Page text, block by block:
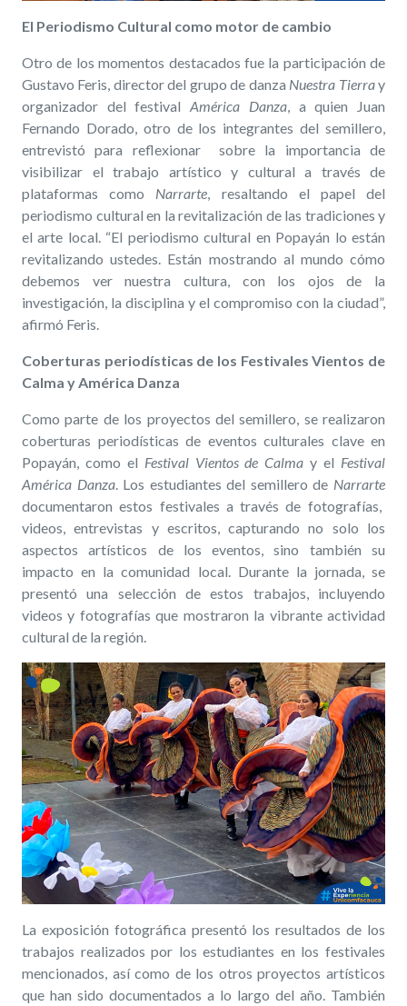
El Periodismo Cultural como motor de cambio
Otro de los momentos destacados fue la participación de
Gustavo Feris, director del grupo de danza Nuestra Tierray
organizador del festivalAmérica Danza, a quien Juan
Fernando Dorado, otro de los integrantes del semillero,
entrevistó para reflexionar sobre la importancia de
visibilizar el trabajo artístico y cultural a través de
plataformas como Narrarte , resaltando el papel del
periodismo cultural en la revitalización de las tradiciones y
el arte local. “El periodismo cultural en Popayán lo están
revitalizando ustedes. Están mostrando al mundo cómo
debemos ver nuestra cultura, con los ojos de la
investigación, la disciplina y el compromiso con la ciudad”,
afirmó Feris.
Coberturas periodísticas de los Festivales Vientos de
Calma y América Danza
Como parte de los proyectos del semillero, se realizaron
coberturas periodísticas de eventos culturales clave en
Popayán, como el Festival Vientos de Calma y el Festival
América Danza. Los estudiantes del semillero de Narrarte
documentaron estos festivales a través de fotografías,
videos, entrevistas y escritos, capturando no solo los
aspectos artísticos de los eventos, sino también su
impacto en la comunidad local. Durante la jornada, se
presentó una selección de estos trabajos, incluyendo
videos y fotografías que mostraron la vibrante actividad
cultural de la región.
La exposición fotográfica presentó los resultados de los
trabajos realizados por los estudiantes en los festivales
mencionados, así como de los otros proyectos artísticos
que han sido documentados a lo largo del año. También